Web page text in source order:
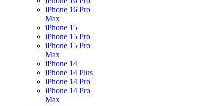
iPhone 16 Pro
Max
iPhone 15
iPhone 15 Pro
iPhone 15 Pro
Max
iPhone 14
iPhone 14 Plus
iPhone 14 Pro
iPhone 14 Pro
Max